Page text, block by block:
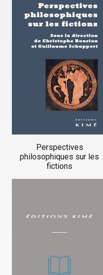
Perspectives
philosophiques sur les
fictions